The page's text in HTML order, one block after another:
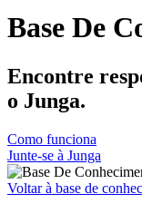
Base De
Encontre
o Junga.
Como funciona
Junte-se à Junga
Voltar à base de